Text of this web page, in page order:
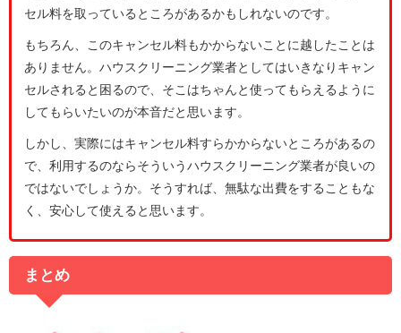
セル料を取っているところがあるかもしれないのです。
もちろん、このキャンセル料もかからないことに越したことは
ありません。ハウスクリーニング業者としてはいきなりキャン
セルされると困るので、そこはちゃんと使ってもらえるように
してもらいたいのが本音だと思います。
しかし、実際にはキャンセル料すらかからないところがあるの
で、利用するのならそういうハウスクリーニング業者が良いの
ではないでしょうか。そうすれば、無駄な出費をすることもな
く、安心して使えると思います。
まとめ